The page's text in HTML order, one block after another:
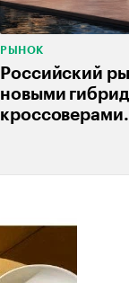
РЫНОК
Российский
новыми